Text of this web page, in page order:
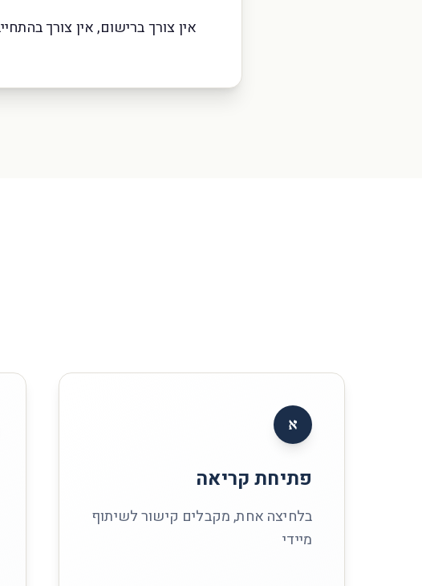
אין צורך ברישום, אין צורך
א
פתיחת קריאה
בלחיצה אחת, מקבלים קישור לשיתוף
מיידי